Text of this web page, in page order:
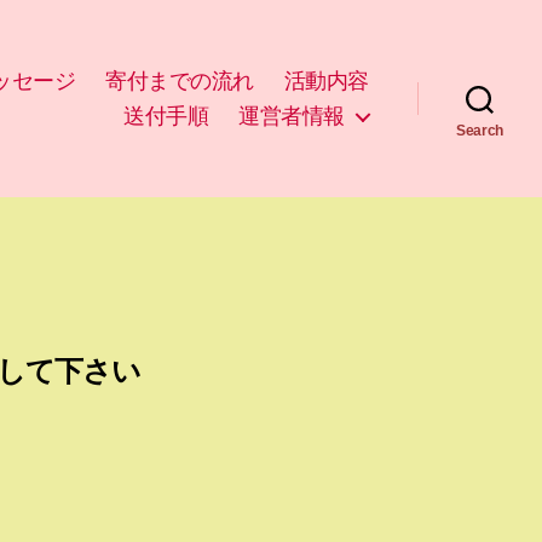
セージ 寄付までの流れ
活動内容
送付手順
運営者情報
Search
て下さい